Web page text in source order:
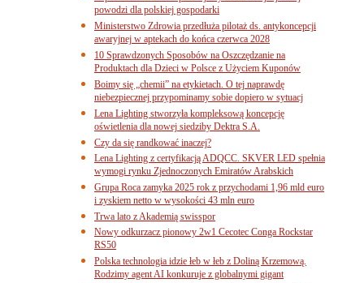
powodzi dla polskiej gospodarki
Ministerstwo Zdrowia przedłuża pilotaż ds. antykoncepcji
awaryjnej w aptekach do końca czerwca 2028
10 Sprawdzonych Sposobów na Oszczędzanie na
Produktach dla Dzieci w Polsce z Użyciem Kuponów
Boimy się „chemii” na etykietach. O tej naprawdę
niebezpiecznej przypominamy sobie dopiero w sytuacj
Lena Lighting stworzyła kompleksową koncepcję
oświetlenia dla nowej siedziby Dektra S.A.
Czy da się randkować inaczej?
Lena Lighting z certyfikacją ADQCC. SKVER LED spełnia
wymogi rynku Zjednoczonych Emiratów Arabskich
Grupa Roca zamyka 2025 rok z przychodami 1,96 mld euro
i zyskiem netto w wysokości 43 mln euro
Trwa lato z Akademią swisspor
Nowy odkurzacz pionowy 2w1 Cecotec Conga Rockstar
RS50
Polska technologia idzie łeb w łeb z Doliną Krzemową.
Rodzimy agent AI konkuruje z globalnymi gigant